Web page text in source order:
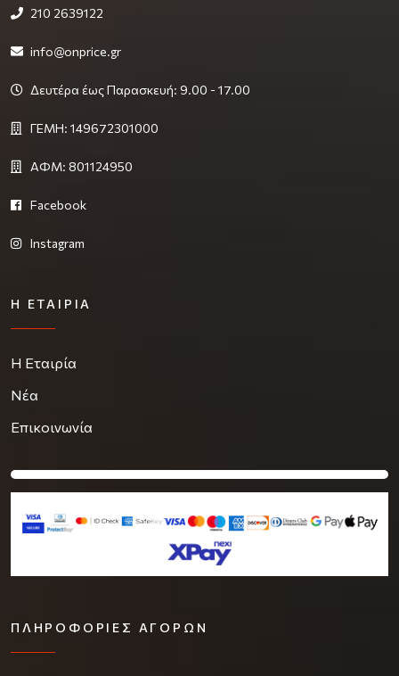
210 2639122
info@onprice.gr
Δευτέρα έως Παρασκευή: 9.00 - 17.00
ΓΕΜΗ: 149672301000
ΑΦΜ: 801124950
Facebook
Instagram
Η ΕΤΑΙΡΊΑ
Η Εταιρία
Νέα
Επικοινωνία
ΠΛΗΡΟΦΟΡΊΕΣ ΑΓΟΡΏΝ